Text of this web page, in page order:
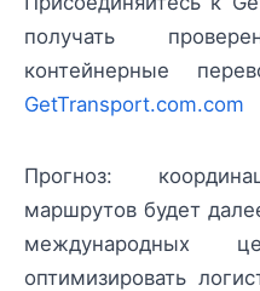
получать
контейнерные
GetTransport.com.com
Прогноз:
маршрутов будет
международных
оптимизировать